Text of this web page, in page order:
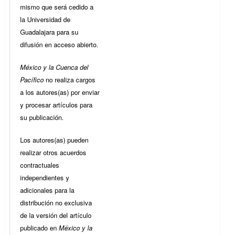
mismo que será cedido a
la Universidad de
Guadalajara para su
difusión en acceso abierto.
México y la Cuenca del
Pacífico no realiza cargos
a los autores(as) por enviar
y procesar artículos para
su publicación.
Los autores(as) pueden
realizar otros acuerdos
contractuales
independientes y
adicionales para la
distribución no exclusiva
de la versión del artículo
publicado en México y la